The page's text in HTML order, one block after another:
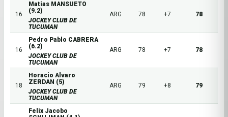
16
Matias MANSUETO
(9.2)
JOCKEY CLUB DE
TUCUMAN
ARG 78 +7 78
16
Pedro Pablo CABRERA
(6.2)
JOCKEY CLUB DE
TUCUMAN
ARG 78 +7 78
18
Horacio Alvaro
ZERDAN (5)
JOCKEY CLUB DE
TUCUMAN
ARG 79 +8 79
Felix Jacobo